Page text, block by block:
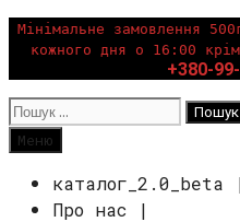
Перейти
вмісту
Мінімальне замовлення
кожного дня о 16:00
+380-
Пошук:
Пошук
Меню
каталог_2.0_beta
Про нас |